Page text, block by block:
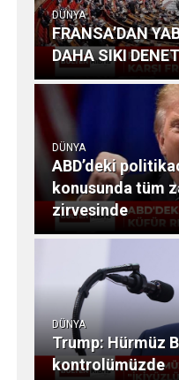
DÜNYA
FRANSA’DAN
DAHA SIKI
DÜNYA
ABD’deki
konusunda tüm
zirvesinde
DÜNYA
Trump: Hürmüz
kontrolümüzde